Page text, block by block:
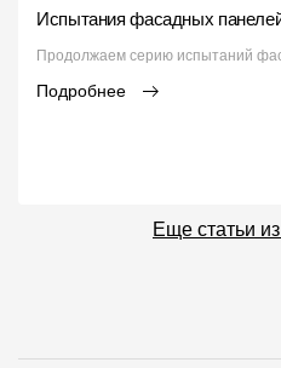
Испытания фасадных
Продолжаем серию испытаний
Подробнее
Еще статьи